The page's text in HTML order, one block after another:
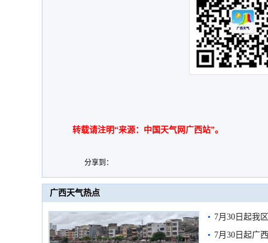
转载请注明“来源：中国天气网广西站”。
分享到：
广西天气热点
7月30日起我
7月30日起广